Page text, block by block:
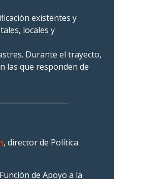
existentes y
locales y
Durante el trayecto,
las que responden de
, director de Política
de Apoyo a la